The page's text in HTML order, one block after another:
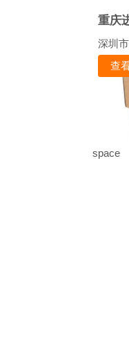
重庆
深圳
查
space